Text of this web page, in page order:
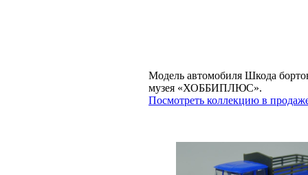
Модель автомобиля Шкода
музея «ХОББИПЛЮС».
Посмотреть коллекцию в